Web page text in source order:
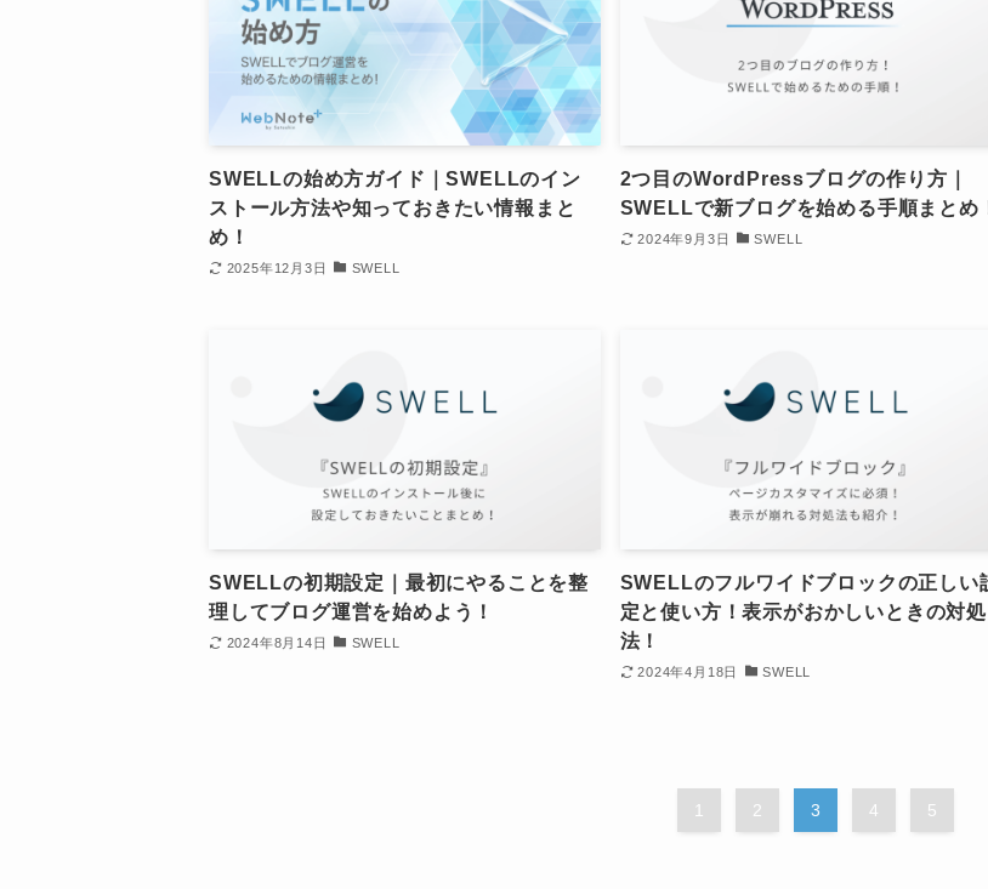
SWELLの始め方ガイド｜SWELLのイン
ストール方法や知っておきたい情報まと
め！
2025年12月3日 SWELL
2つ目のWordPressブログの作り方｜
SWELLで新ブログを始める手順まとめ
2024年9月3日 SWELL
SWELLの初期設定｜最初にやることを整
理してブログ運営を始めよう！
2024年8月14日 SWELL
SWELLのフルワイドブロックの正しい
定と使い方！表示がおかしいときの対処
法！
2024年4月18日 SWELL
1 2 3 4 5